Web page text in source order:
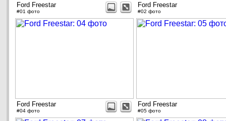
Ford Freestar
#01 фото
Ford Freestar
#02 фото
Ford Freestar
#04 фото
Ford Freestar
#05 фото